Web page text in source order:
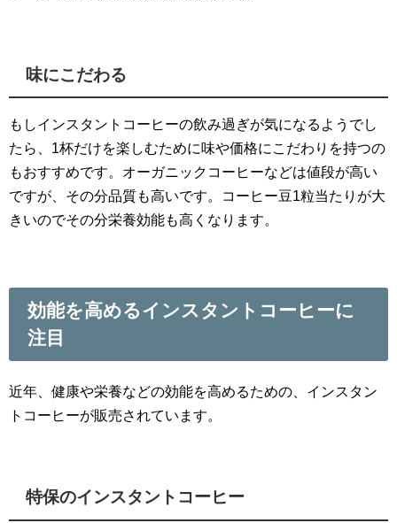
味にこだわる
もしインスタントコーヒーの飲み過ぎが気になるようでし
たら、1杯だけを楽しむために味や価格にこだわりを持つの
もおすすめです。オーガニックコーヒーなどは値段が高い
ですが、その分品質も高いです。コーヒー豆1粒当たりが大
きいのでその分栄養効能も高くなります。
効能を高めるインスタントコーヒーに
注目
近年、健康や栄養などの効能を高めるための、インスタン
トコーヒーが販売されています。
特保のインスタントコーヒー